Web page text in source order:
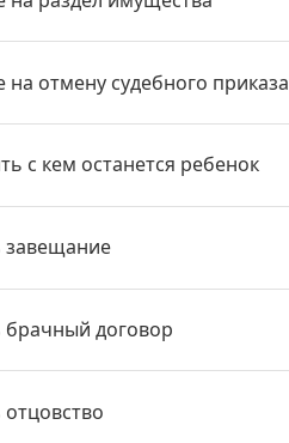
на отмену судебного приказа
с кем останется ребенок
завещание
договор